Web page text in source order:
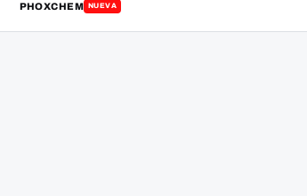
PHOXCHEM NUEVA